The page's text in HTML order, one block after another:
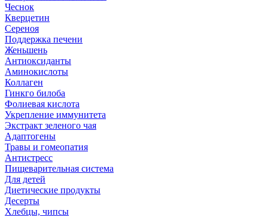
Чеснок
Кверцетин
Сереноя
Поддержка печени
Женьшень
Антиоксиданты
Аминокислоты
Коллаген
Гинкго билоба
Фолиевая кислота
Укрепление иммунитета
Экстракт зеленого чая
Адаптогены
Травы и гомеопатия
Антистресс
Пищеварительная система
Для детей
Диетические продукты
Десерты
Хлебцы, чипсы